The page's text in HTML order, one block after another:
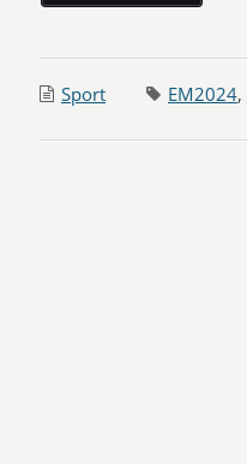
Sport EM2024,